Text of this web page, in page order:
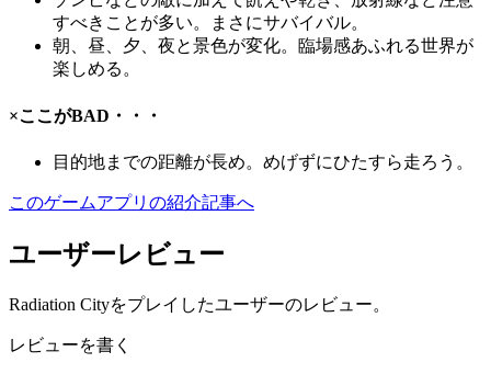
すべきことが多い。まさにサバイバル。
朝、昼、夕、夜と景色が変化。臨場感あふれる世界が
楽しめる。
×ここがBAD・・・
目的地までの距離が長め。 めげずにひたすら走ろう。
このゲームアプリの紹介記事へ
ユーザーレビュー
Radiation Cityをプレイしたユーザーのレビュー。
レビューを書く